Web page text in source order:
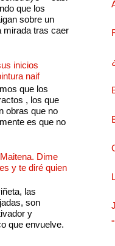
que los
sobre un
mirada tras caer
inicios
naif
que los
, los que
obras que no
es que no
Dime
y te diré quien
las
son
y
que envuelve.